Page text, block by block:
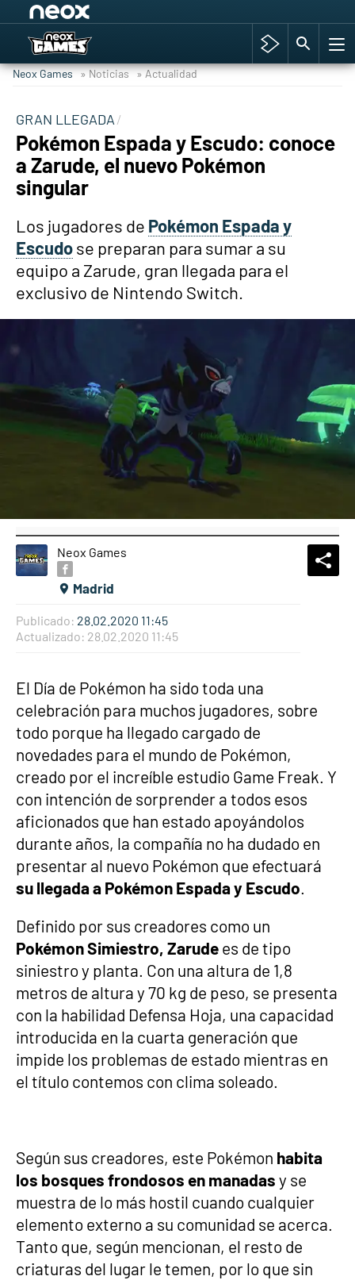
Hyrule Warriors: La Era del Cataclismo
Cyberpunk 2077
Hyrule Warriors
Neox Games » Noticias » Actualidad
GRAN LLEGADA
Pokémon Espada y Escudo: conoce
a Zarude, el nuevo Pokémon
singular
Los jugadores de Pokémon Espada y
Escudose preparan para sumar a su
equipo a Zarude, gran llegada para el
exclusivo de Nintendo Switch.
Neox Games
Madrid
Publicado: 28.02.2020 11:45
Actualizado: 28.02.2020 11:45
El Día de Pokémon ha sido toda una
celebración para muchos jugadores, sobre
todo porque ha llegado cargado de
novedades para el mundo de Pokémon,
creado por el increíble estudio Game Freak. Y
con intención de sorprender a todos esos
aficionados que han estado apoyándolos
durante años, la compañía no ha dudado en
presentar al nuevo Pokémon que efectuará
su llegada a Pokémon Espada y Escudo.
Definido por sus creadores como un
Pokémon Simiestro, Zarude es de tipo
siniestro y planta. Con una altura de 1,8
metros de altura y 70 kg de peso, se presenta
con la habilidad Defensa Hoja, una capacidad
introducida en la cuarta generación que
impide los problemas de estado mientras en
el título contemos con clima soleado.
Según sus creadores, este Pokémon habita
los bosques frondosos en manadas y se
muestra de lo más hostil cuando cualquier
elemento externo a su comunidad se acerca.
Tanto que, según mencionan, el resto de
criaturas del lugar le temen, por lo que sin